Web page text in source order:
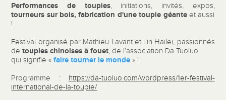
Performances de toupies, initiations, invités, expos,
tourneurs sur bois, fabrication d'une toupie géanteet aussi
!
Festival organisé par Mathieu Lavant et Lin Hailei, passionnés
detoupies chinoises à fouet, de l’association Da Tuoluo
qui signifie «faire tourner le monde » !
Programme : https://da-tuoluo.com/wordpress/1er-festival-
international-de-la-toupie/